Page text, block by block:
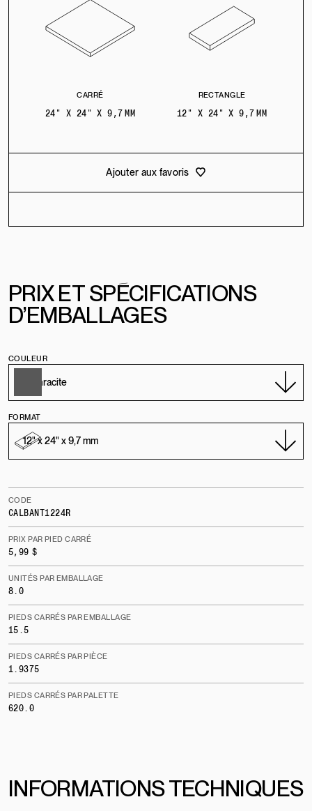
CARRÉ
24" X 24" X 9,7 MM
RECTANGLE
12" X 24" X 9,7 MM
Ajouter aux favoris
PRIXETSPÉCIFICATIONS
D’EMBALLAGES
COULEUR
FORMAT
CODE
CALBANT1224R
PRIX PAR PIED CARRÉ
5,99 $
UNITÉS PAR EMBALLAGE
8.0
PIEDS CARRÉS PAR EMBALLAGE
15.5
PIEDS CARRÉS PAR PIÈCE
1.9375
PIEDS CARRÉS PAR PALETTE
620.0
INFORMATIONS TECHNIQUES